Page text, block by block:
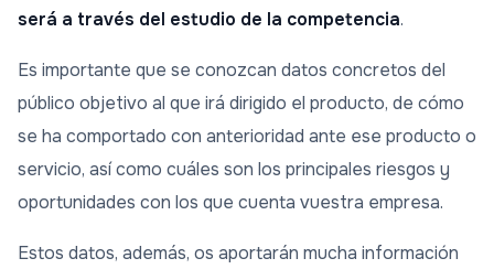
será a través del estudio de la competencia.
Es importante que se conozcan datos concretos del
público objetivo al que irá dirigido el producto, de cómo
se ha comportado con anterioridad ante ese producto o
servicio, así como cuáles son los principales riesgos y
oportunidades con los que cuenta vuestra empresa.
Estos datos, además, os aportarán mucha información